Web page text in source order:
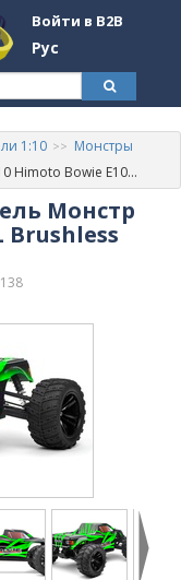
Войти в B2B
Рус
1:10
Монстры
Brushless (зеленый)
Монстр
Brushless